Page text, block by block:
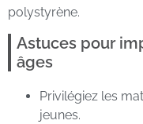
polystyrène.
Astuces pour
âges
Privilégiez les
jeunes.